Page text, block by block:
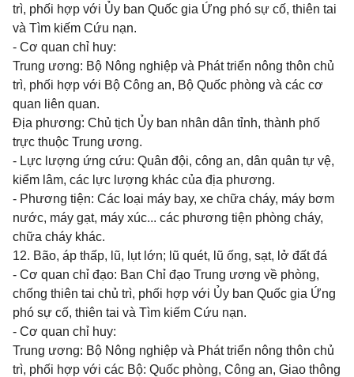
trì, phối hợp với Ủy ban Quốc gia Ứng phó sự cố, thiên tai
và Tìm kiếm Cứu nạn.
- Cơ quan chỉ huy:
Trung ương: Bộ Nông nghiệp và Phát triển nông thôn chủ
trì, phối hợp với Bộ Công an, Bộ Quốc phòng và các cơ
quan liên quan.
Địa phương: Chủ tịch Ủy ban nhân dân tỉnh, thành phố
trực thuộc Trung ương.
- Lực lượng ứng cứu: Quân đội, công an, dân quân tự vệ,
kiểm lâm, các lực lượng khác của địa phương.
- Phương tiện: Các loại máy bay, xe chữa cháy, máy bơm
nước, máy gạt, máy xúc... các phương tiện phòng cháy,
chữa cháy khác.
12. Bão, áp thấp, lũ, lụt lớn; lũ quét, lũ ống, sạt, lở đất đá
- Cơ quan chỉ đạo: Ban Chỉ đạo Trung ương về phòng,
chống thiên tai chủ trì, phối hợp với Ủy ban Quốc gia Ứng
phó sự cố, thiên tai và Tìm kiếm Cứu nạn.
- Cơ quan chỉ huy:
Trung ương: Bộ Nông nghiệp và Phát triển nông thôn chủ
trì, phối hợp với các Bộ: Quốc phòng, Công an, Giao thông